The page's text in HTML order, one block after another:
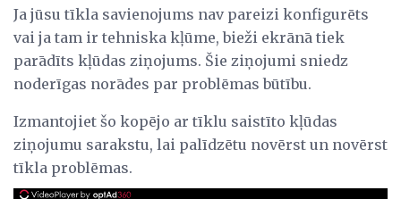
Ja jūsu tīkla savienojums nav pareizi konfigurēts
vai ja tam ir tehniska kļūme, bieži ekrānā tiek
parādīts kļūdas ziņojums. Šie ziņojumi sniedz
noderīgas norādes par problēmas būtību.
Izmantojiet šo kopējo ar tīklu saistīto kļūdas
ziņojumu sarakstu, lai palīdzētu novērst un novērst
tīkla problēmas.